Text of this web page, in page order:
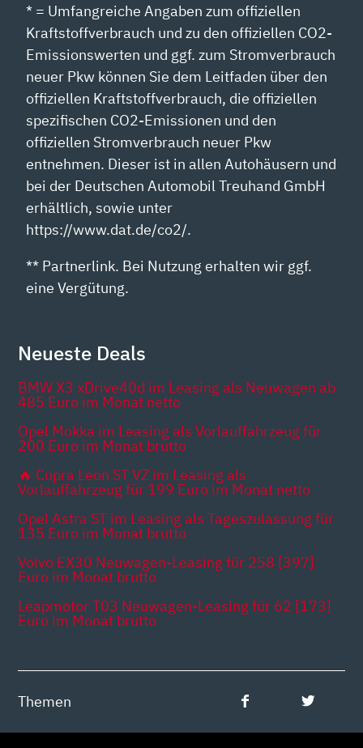
* = Umfangreiche Angaben zum offiziellen
Kraftstoffverbrauch und zu den offiziellen CO2-
Emissionswerten und ggf. zum Stromverbrauch
neuer Pkw können Sie dem Leitfaden über den
offiziellen Kraftstoffverbrauch, die offiziellen
spezifischen CO2-Emissionen und den
offiziellen Stromverbrauch neuer Pkw
entnehmen. Dieser ist in allen Autohäusern und
bei der Deutschen Automobil Treuhand GmbH
erhältlich, sowie unter
https://www.dat.de/co2/.
** Partnerlink. Bei Nutzung erhalten wir ggf.
eine Vergütung.
Neueste Deals
BMW X3 xDrive40d im Leasing als Neuwagen ab
485 Euro im Monat netto
Opel Mokka im Leasing als Vorlauffahrzeug für
200 Euro im Monat brutto
🔥 Cupra Leon ST VZ im Leasing als
Vorlauffahrzeug für 199 Euro im Monat netto
Opel Astra ST im Leasing als Tageszulassung für
135 Euro im Monat brutto
Volvo EX30 Neuwagen-Leasing für 258 [397]
Euro im Monat brutto
Leapmotor T03 Neuwagen-Leasing für 62 [173]
Euro im Monat brutto
Themen